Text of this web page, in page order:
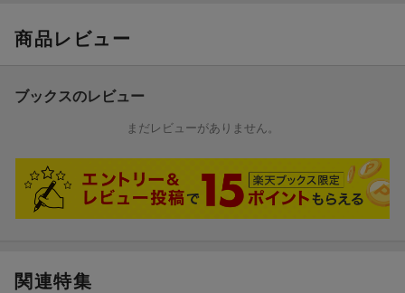
商品レビュー
ブックスのレビュー
まだレビューがありません。
関連特集